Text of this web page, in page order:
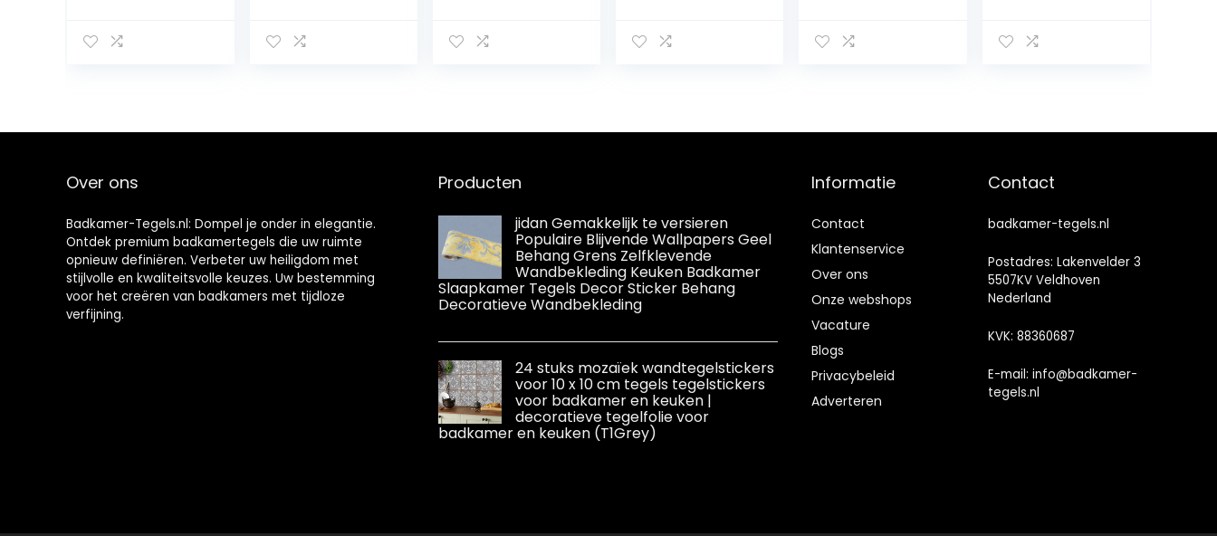
muur,
badkamer,
plakfolie,
cm x 30,5 cm,
Visschaal Tegel
Tegel Muur
Backsplash, 4
Tegels
zelfklevende
bad muur
Crystal glas
muursticker
blauw 20x20cm
(6
keuken en
slipvaste sticker
PVC-sticker voor
marmereffect
tegels,
bijkeuken,
tegels, 10 stuks,
Over ons
Badkamer-Tegels.nl: Dompel je onder in elegantie.
Ontdek premium badkamertegels die uw ruimte
opnieuw definiëren. Verbeter uw heiligdom met
stijlvolle en kwaliteitsvolle keuzes. Uw bestemming
voor het creëren van badkamers met tijdloze
verfijning.
Producten
jidan Gemakkelijk te versieren
Populaire Blijvende Wallpapers Geel
Behang Grens Zelfklevende
Wandbekleding Keuken Badkamer
Slaapkamer Tegels Decor Sticker Behang
Decoratieve Wandbekleding
24 stuks mozaïek wandtegelstickers
voor 10 x 10 cm tegels tegelstickers
voor badkamer en keuken |
decoratieve tegelfolie voor
badkamer en keuken (T1Grey)
Informatie
Contact
Klantenservice
Over ons
Onze webshops
Vacature
Blogs
Privacybeleid
Adverteren
Contact
badkamer-tegels.nl
Postadres: Lakenvelder 3
5507KV Veldhoven
Nederland
KVK: 88360687
E-mail:info@badkamer-
tegels.nl